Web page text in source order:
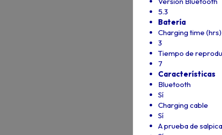
5.3
Batería
Charging time (hrs)
3
Tiempo de
7
Características
Bluetooth
Sí
Charging cable
Sí
A prueba de